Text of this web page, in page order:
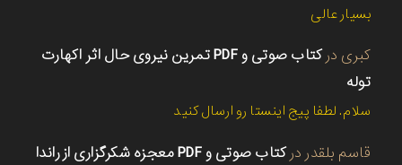
بسیار عالی
کبری در
کتاب صوتی و PDF تمرین نیروی حال اثر اکهارت
توله
سلام. لطفا پیج اینستا رو ارسال کنید
قاسم بلقدر در
کتاب صوتی و PDF معجزه شکرگزاری از راندا